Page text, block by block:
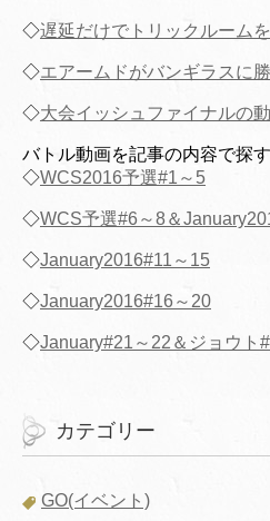
◇遅延だけでトリックルーム
◇エアームドがバンギラスに
◇大会イッシュファイナルの
バトル動画を記事の内容で探
◇WCS2016予選#1～5
◇WCS予選#6～8＆
◇January2016#11～15
◇January2016#16～20
◇January#21～22＆ジョウト
カテゴリー
GO(イベント)